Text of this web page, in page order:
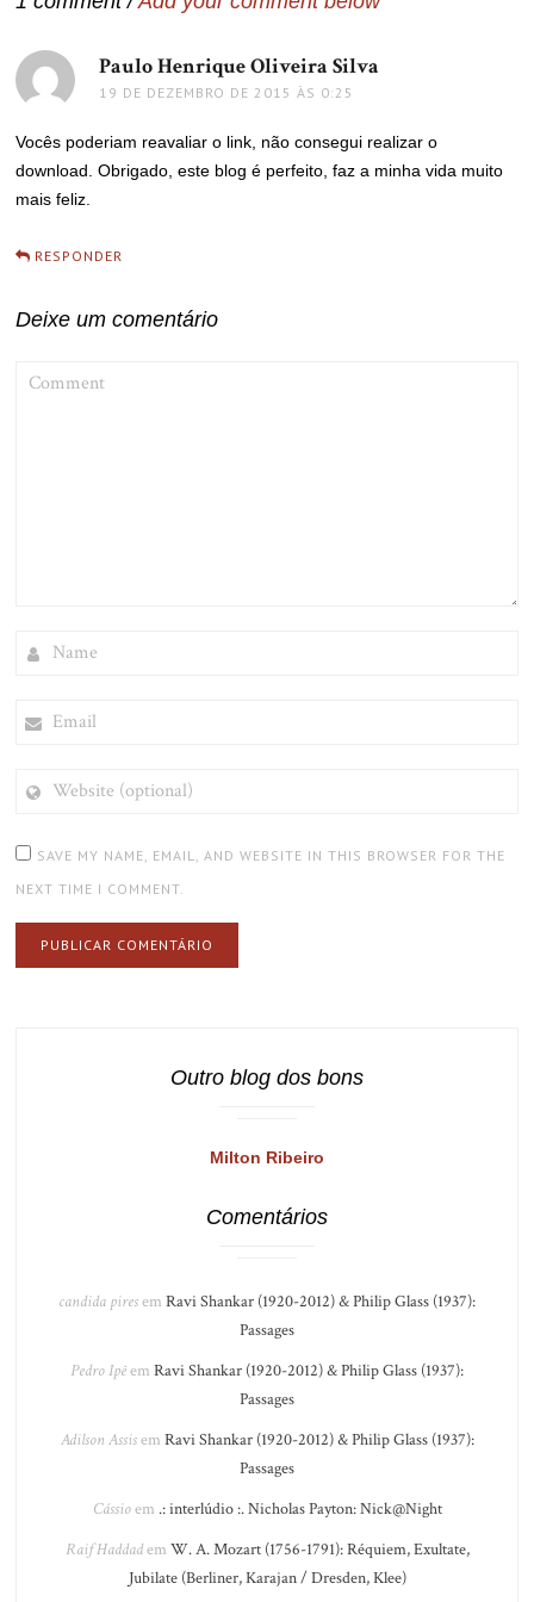
Paulo Henrique Oliveira Silva
19 DE DEZEMBRO DE 2015 ÀS 0:25
Vocês poderiam reavaliar o link, não consegui realizar o
download. Obrigado, este blog é perfeito, faz a minha vida muito
mais feliz.
RESPONDER
Deixe um comentário
(OPTIONAL)
SAVE MY NAME, EMAIL, AND WEBSITE IN THIS BROWSER FOR THE
NEXT TIME I COMMENT.
Outro blog dos bons
Milton Ribeiro
Comentários
candida piresem Ravi Shankar (1920-2012) & Philip Glass (1937):
Passages
Pedro Ipêem Ravi Shankar (1920-2012) & Philip Glass (1937):
Passages
Adilson Assisem Ravi Shankar (1920-2012) & Philip Glass (1937):
Passages
Cássioem .: interlúdio :. Nicholas Payton: Nick@Night
Raif Haddadem W. A. Mozart (1756-1791): Réquiem, Exultate,
Jubilate (Berliner, Karajan / Dresden, Klee)